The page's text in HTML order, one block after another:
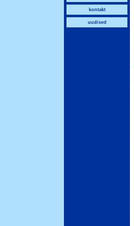
kontakt
uudised